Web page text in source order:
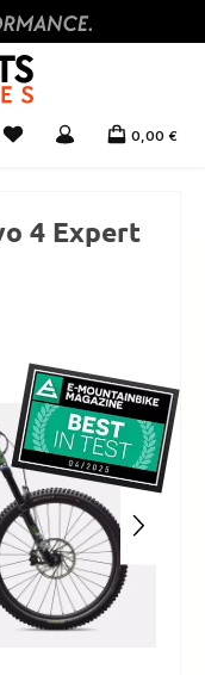
0,00 €
4 Expert